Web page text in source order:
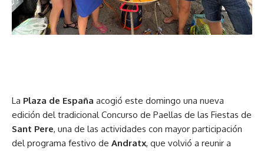
La Plaza de España acogió este domingo una nueva
edición del tradicional Concurso de Paellas de las Fiestas de
Sant Pere, una de las actividades con mayor participación
del programa festivo de Andratx, que volvió a reunir a